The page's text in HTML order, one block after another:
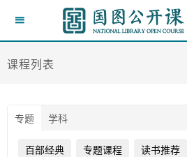
课程列表
专题 学科
百部经典 专题课程 读书推荐